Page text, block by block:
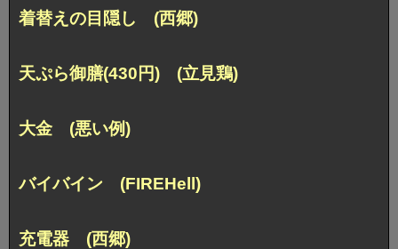
着替えの目隠し (西郷)
天ぷら御膳(430円) (立見鶏)
大金 (悪い例)
バイバイン (FIREHell)
充電器 (西郷)